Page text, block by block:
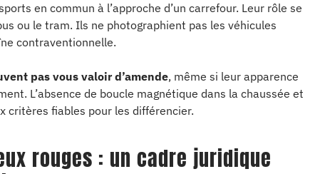
en commun à l’approche d’un carrefour. Leur rôle se
ou le tram. Ils ne photographient pas les véhicules
contraventionnelle.
pas vous valoir d’amende, même si leur apparence
L’absence de boucle magnétique dans la chaussée et
critères fiables pour les différencier.
rouges : un cadre juridique